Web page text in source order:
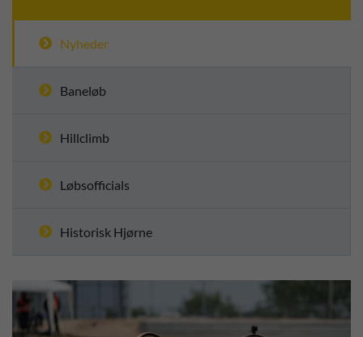
Nyheder
Baneløb
Hillclimb
Løbsofficials
Historisk Hjørne